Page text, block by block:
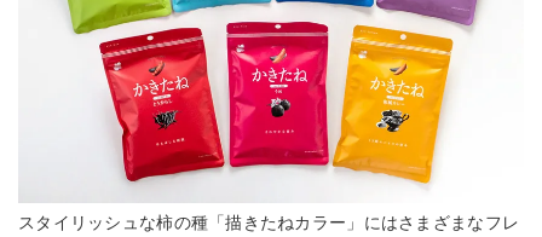
スタイリッシュな柿の種「描きたねカラー」にはさまざまなフレ